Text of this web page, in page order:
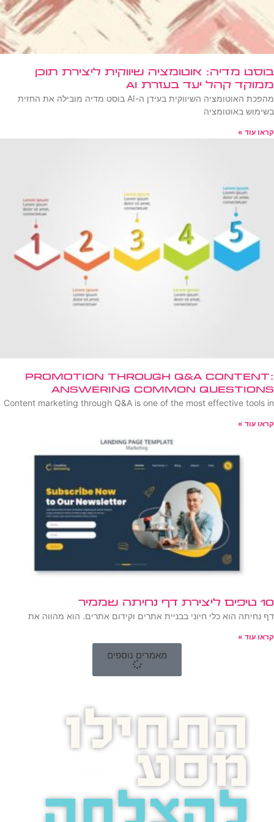
בוסט מדיה: אוטומציה שיווקית ליצירת תוכן
ממוקד קהל יעד בעזרת AI
מהפכת האוטומציה השיווקית בעידן ה-AI בוסט מדיה מובילה את החזית
בשימוש באוטומציה
קראו עוד »
Promotion Through Q&A Content:
Answering Common Questions
Content marketing through Q&A is one of the most effective tools in
קראו עוד »
10 טיפים ליצירת דף נחיתה שממיר
דף נחיתה הוא כלי חיוני בבניית אתרים וקידום אתרים. הוא מהווה את
קראו עוד »
מאמרים נוספים
התחילו
מסע